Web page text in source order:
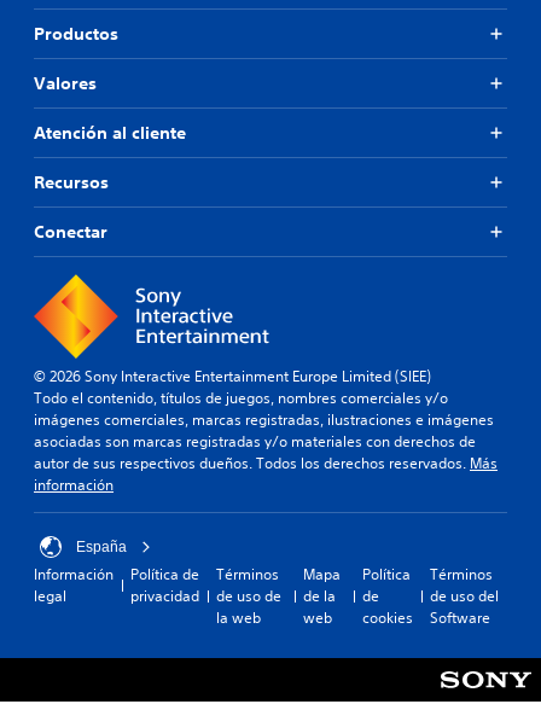
Productos
Valores
Atención al cliente
Recursos
Conectar
© 2026 Sony Interactive Entertainment Europe Limited (SIEE)
Todo el contenido, títulos de juegos, nombres comerciales y/o
imágenes comerciales, marcas registradas, ilustraciones e imágenes
asociadas son marcas registradas y/o materiales con derechos de
autor de sus respectivos dueños. Todos los derechos reservados. Más
información
España
Información
legal
Política de
privacidad
Términos
de uso de
la web
Mapa
de la
web
Política
de
cookies
Términos
de uso del
Software